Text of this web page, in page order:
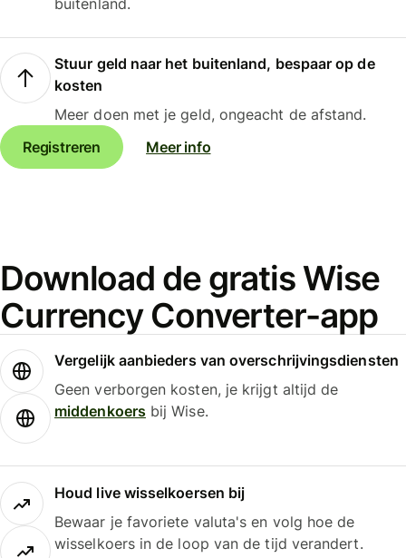
buitenland.
Stuur geld naar het buitenland, bespaar op de
kosten
Meer doen met je geld, ongeacht de afstand.
Registreren
Meer info
Download de gratis Wise
Currency Converter-app
Vergelijk aanbieders van overschrijvingsdiensten
Geen verborgen kosten, je krijgt altijd de
middenkoersbij Wise.
Houd live wisselkoersen bij
Bewaar je favoriete valuta's en volg hoe de
wisselkoers in de loop van de tijd verandert.